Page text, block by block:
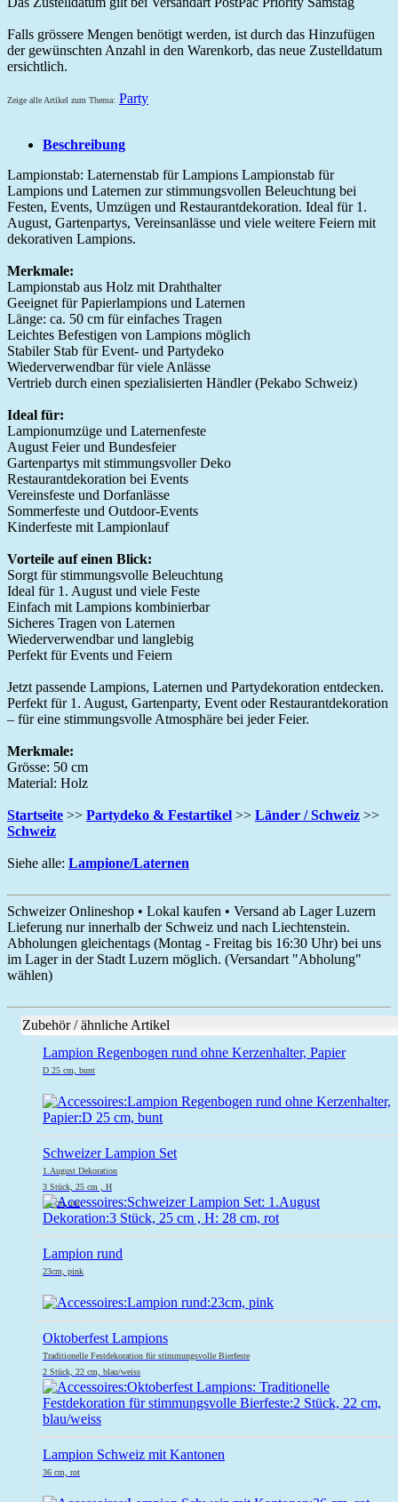
Falls grössere Mengen benötigt werden, ist durch das Hinzufügen
der gewünschten Anzahl in den Warenkorb, das neue Zustelldatum
ersichtlich.
Zeige alle Artikel zum Thema: Party
Beschreibung
Lampionstab: Laternenstab für Lampions Lampionstab für
Lampions und Laternen zur stimmungsvollen Beleuchtung bei
Festen, Events, Umzügen und Restaurantdekoration. Ideal für 1.
August, Gartenpartys, Vereinsanlässe und viele weitere Feiern mit
dekorativen Lampions.
Merkmale:
Lampionstab aus Holz mit Drahthalter
Geeignet für Papierlampions und Laternen
Länge: ca. 50 cm für einfaches Tragen
Leichtes Befestigen von Lampions möglich
Stabiler Stab für Event- und Partydeko
Wiederverwendbar für viele Anlässe
Vertrieb durch einen spezialisierten Händler (Pekabo Schweiz)
Ideal für:
Lampionumzüge und Laternenfeste
August Feier und Bundesfeier
Gartenpartys mit stimmungsvoller Deko
Restaurantdekoration bei Events
Vereinsfeste und Dorfanlässe
Sommerfeste und Outdoor-Events
Kinderfeste mit Lampionlauf
Vorteile auf einen Blick:
Sorgt für stimmungsvolle Beleuchtung
Ideal für 1. August und viele Feste
Einfach mit Lampions kombinierbar
Sicheres Tragen von Laternen
Wiederverwendbar und langlebig
Perfekt für Events und Feiern
Jetzt passende Lampions, Laternen und Partydekoration entdecken.
Perfekt für 1. August, Gartenparty, Event oder Restaurantdekoration
– für eine stimmungsvolle Atmosphäre bei jeder Feier.
Merkmale:
Grösse: 50 cm
Material: Holz
Startseite >> Partydeko & Festartikel >> Länder / Schweiz >>
Schweiz
Siehe alle: Lampione/Laternen
Schweizer Onlineshop • Lokal kaufen • Versand ab Lager Luzern
Lieferung nur innerhalb der Schweiz und nach Liechtenstein.
Abholungen gleichentags (Montag - Freitag bis 16:30 Uhr) bei uns
im Lager in der Stadt Luzern möglich. (Versandart "Abholung"
wählen)
Zubehör / ähnliche Artikel
Lampion Regenbogen rund ohne Kerzenhalter, Papier
D 25 cm, bunt
Schweizer Lampion Set
1.August Dekoration
3 Stück, 25 cm , H
28 cm, rot
Lampion rund
23cm, pink
Oktoberfest Lampions
Traditionelle Festdekoration für stimmungsvolle Bierfeste
2 Stück, 22 cm, blau/weiss
Lampion Schweiz mit Kantonen
36 cm, rot